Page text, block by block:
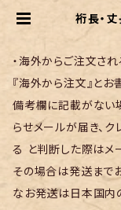
裄長・
梅浴
・海外からご注文さ
『海外から注文』とお
備考欄に記載がない
らせメールが届き、
る と判断した際はメ
その場合は発送まで
なお発送は日本国内